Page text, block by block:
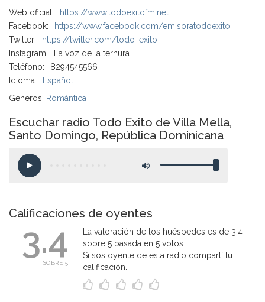
Web oficial:
https://www.todoexitofm.net
Facebook:
https://www.facebook.com/emisoratodoexito
Twitter:
https://twitter.com/todo_exito
Instagram:
La voz de la ternura
Teléfono:
8294545566
Idioma:
Español
Géneros: Romántica
Escuchar radio Todo Exito de Villa Mella,
Santo Domingo, República Dominicana
Calificaciones de oyentes
3.4
SOBRE 5
La valoración de los huéspedes es de 3.4
sobre 5 basada en 5 votos.
Si sos oyente de esta radio compartí tu
calificación.